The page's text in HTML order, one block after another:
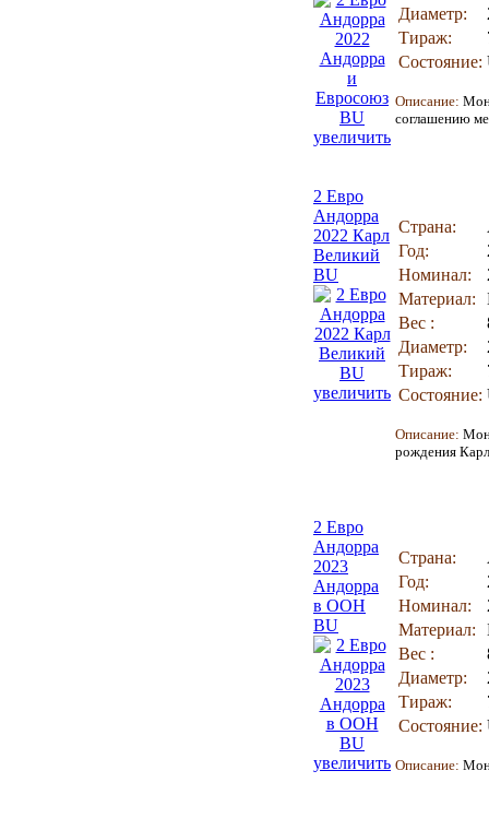
увеличить
Диаметр:
Тираж:
Состояние:
Описание:
соглашению
2 Евро
Андорра
2022 Карл
Великий
BU
увеличить
Страна:
Год:
Номинал:
Материал:
Вес :
Диаметр:
Тираж:
Состояние:
Описание:
рождения
2 Евро
Андорра
2023
Андорра
в ООН
BU
увеличить
Страна:
Год:
Номинал:
Материал:
Вес :
Диаметр:
Тираж:
Состояние:
Описание: